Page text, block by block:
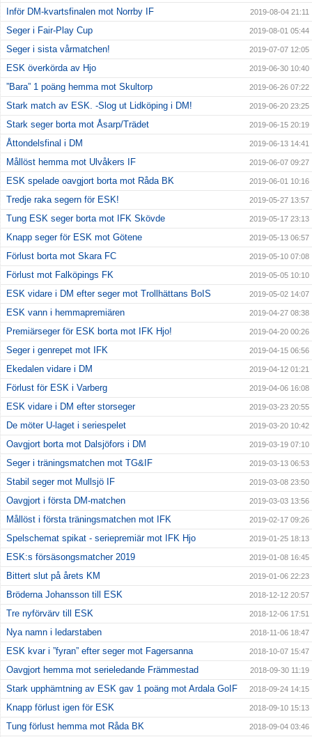
Inför DM-kvartsfinalen mot Norrby IF 2019-08-04 21:11
Seger i Fair-Play Cup 2019-08-01 05:44
Seger i sista vårmatchen! 2019-07-07 12:05
ESK överkörda av Hjo 2019-06-30 10:40
”Bara” 1 poäng hemma mot Skultorp 2019-06-26 07:22
Stark match av ESK. -Slog ut Lidköping i DM! 2019-06-20 23:25
Stark seger borta mot Åsarp/Trädet 2019-06-15 20:19
Åttondelsfinal i DM 2019-06-13 14:41
Mållöst hemma mot Ulvåkers IF 2019-06-07 09:27
ESK spelade oavgjort borta mot Råda BK 2019-06-01 10:16
Tredje raka segern för ESK! 2019-05-27 13:57
Tung ESK seger borta mot IFK Skövde 2019-05-17 23:13
Knapp seger för ESK mot Götene 2019-05-13 06:57
Förlust borta mot Skara FC 2019-05-10 07:08
Förlust mot Falköpings FK 2019-05-05 10:10
ESK vidare i DM efter seger mot Trollhättans BoIS 2019-05-02 14:07
ESK vann i hemmapremiären 2019-04-27 08:38
Premiärseger för ESK borta mot IFK Hjo! 2019-04-20 00:26
Seger i genrepet mot IFK 2019-04-15 06:56
Ekedalen vidare i DM 2019-04-12 01:21
Förlust för ESK i Varberg 2019-04-06 16:08
ESK vidare i DM efter storseger 2019-03-23 20:55
De möter U-laget i seriespelet 2019-03-20 10:42
Oavgjort borta mot Dalsjöfors i DM 2019-03-19 07:10
Seger i träningsmatchen mot TG&IF 2019-03-13 06:53
Stabil seger mot Mullsjö IF 2019-03-08 23:50
Oavgjort i första DM-matchen 2019-03-03 13:56
Mållöst i första träningsmatchen mot IFK 2019-02-17 09:26
Spelschemat spikat - seriepremiär mot IFK Hjo 2019-01-25 18:13
ESK:s försäsongsmatcher 2019 2019-01-08 16:45
Bittert slut på årets KM 2019-01-06 22:23
Bröderna Johansson till ESK 2018-12-12 20:57
Tre nyförvärv till ESK 2018-12-06 17:51
Nya namn i ledarstaben 2018-11-06 18:47
ESK kvar i ”fyran” efter seger mot Fagersanna 2018-10-07 15:47
Oavgjort hemma mot serieledande Främmestad 2018-09-30 11:19
Stark upphämtning av ESK gav 1 poäng mot Ardala GoIF 2018-09-24 14:15
Knapp förlust igen för ESK 2018-09-10 15:13
Tung förlust hemma mot Råda BK 2018-09-04 03:46